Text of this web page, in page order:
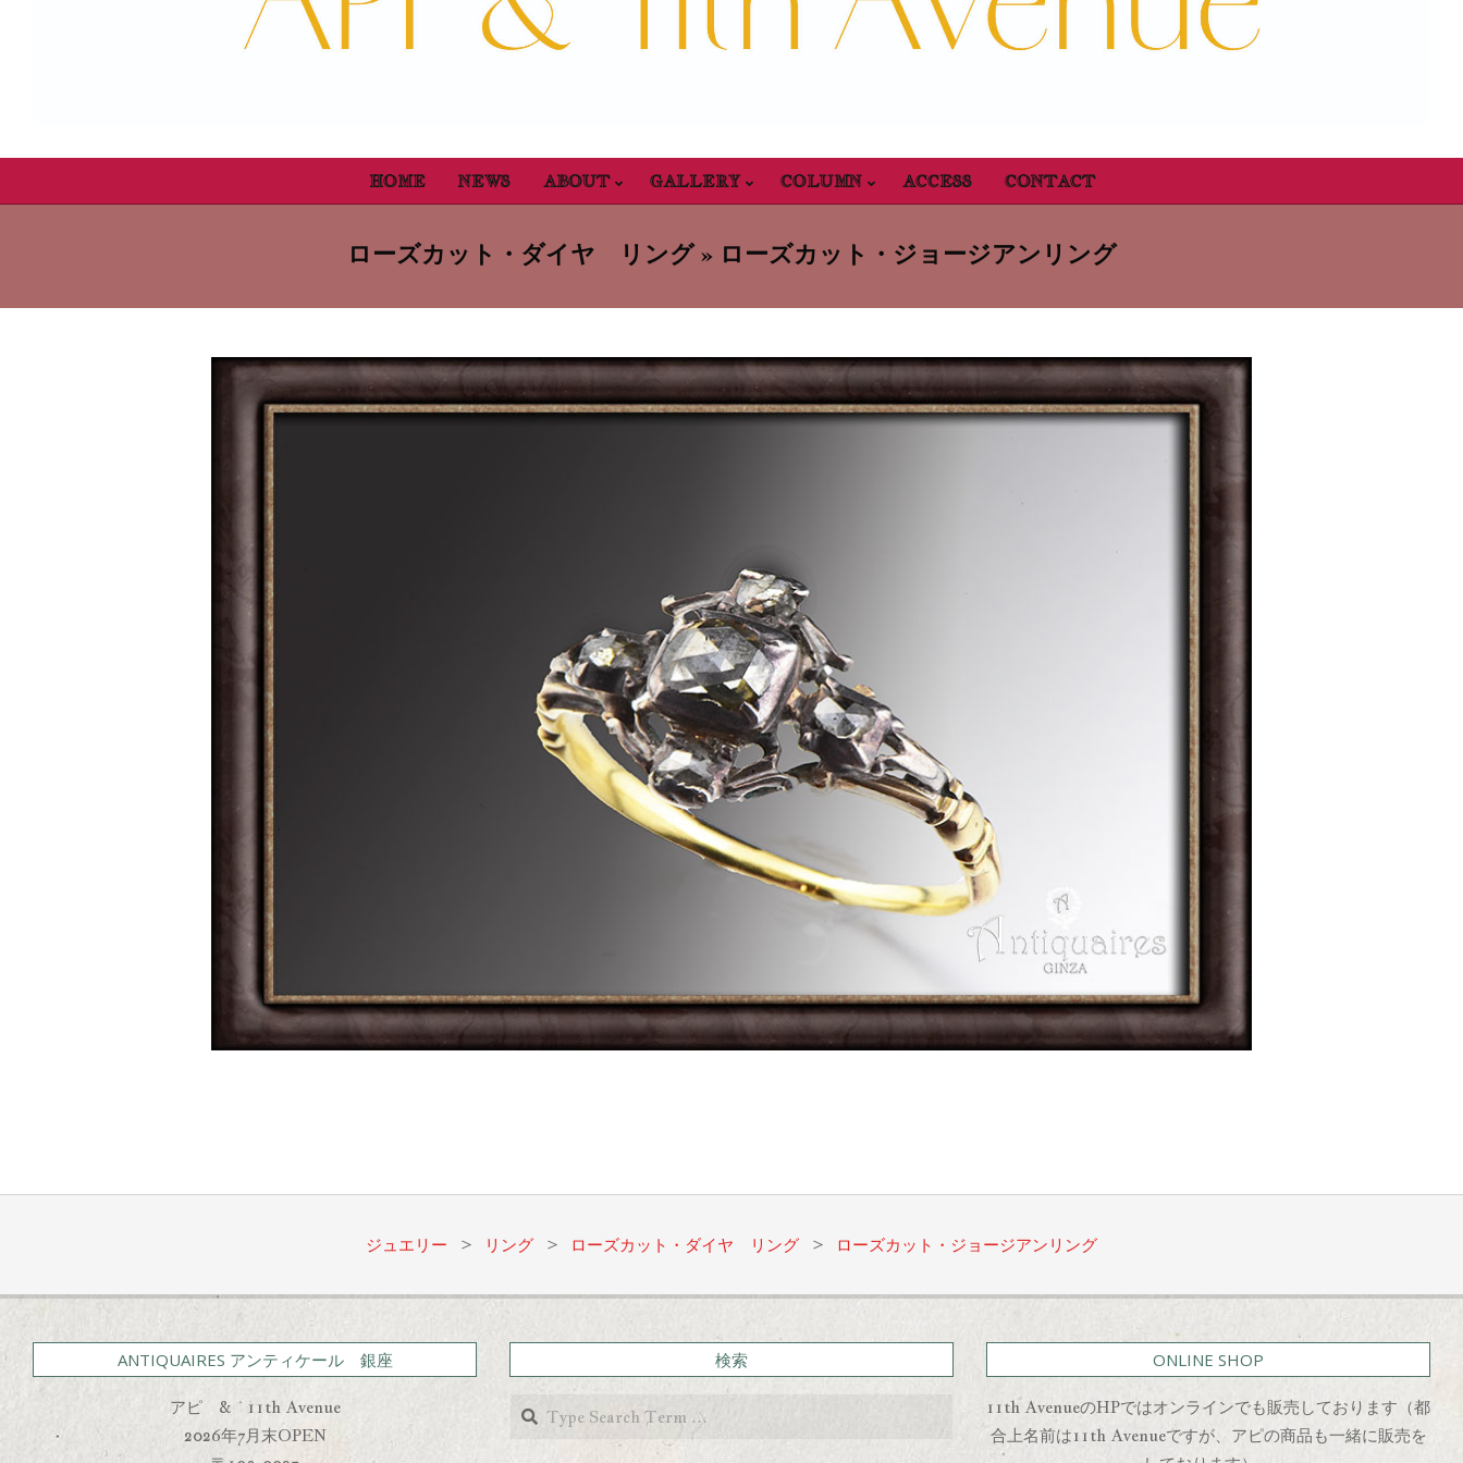
Primary
Menu
HOME NEWS ABOUT GALLERY COLUMN ACCESS CONTACT
ローズカット・ダイヤ リング » ローズカット・ジョージアンリング
02-
ジュエリー > リング > ローズカット・ダイヤ リング > ローズカット・ジョージアンリング
ANTIQUAIRES アンティケール 銀座
アピ & 11th Avenue
2026年7月末OPEN
検索
Search
ONLINE SHOP
11th AvenueのHPではオンラインでも販売しております（都
合上名前は11th Avenueですが、アピの商品も一緒に販売を